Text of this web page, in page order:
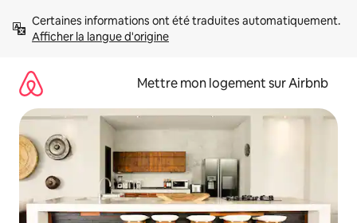
directement
Afficher la langue d'origine
Mettre mon logement sur Airbnb